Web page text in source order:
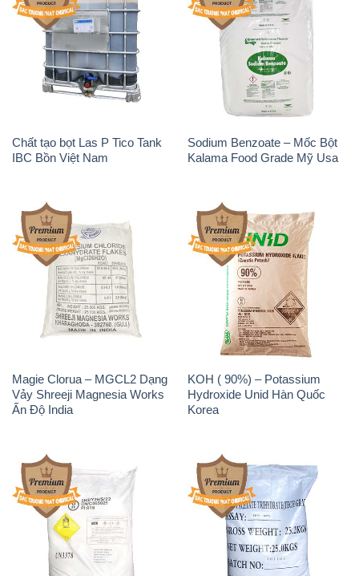
Chất tạo bọt Las P Tico Tank
IBC Bồn Việt Nam
Sodium Benzoate – Mốc Bột
Kalama Food Grade Mỹ Usa
Magie Clorua – MGCL2 Dạng
Vảy Shreeji Magnesia Works
Ấn Độ India
KOH ( 90%) – Potassium
Hydroxide Unid Hàn Quốc
Sodium Percarbonate Dạng
Bột Trung Quốc China
Sodium Acetate – Natri
Acetate Trung Quốc China